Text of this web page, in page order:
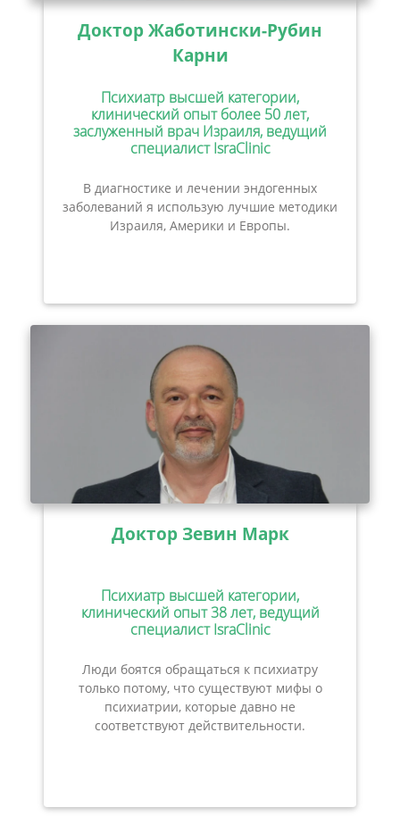
Доктор Жаботински-Рубин
Карни
Психиатр высшей категории,
клинический опыт более 50 лет,
заслуженный врач Израиля, ведущий
специалист IsraClinic
В диагностике и лечении эндогенных
заболеваний я использую лучшие методики
Израиля, Америки и Европы.
Доктор Зевин Марк
Психиатр высшей категории,
клинический опыт 38 лет, ведущий
специалист IsraClinic
Люди боятся обращаться к психиатру
только потому, что существуют мифы о
психиатрии, которые давно не
соответствуют действительности.